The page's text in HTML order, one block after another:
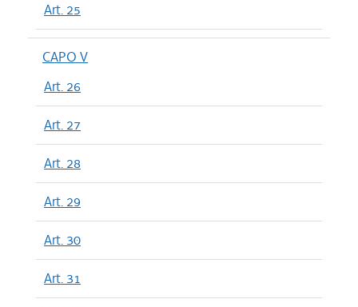
Art. 25
CAPO V
Art. 26
Art. 27
Art. 28
Art. 29
Art. 30
Art. 31